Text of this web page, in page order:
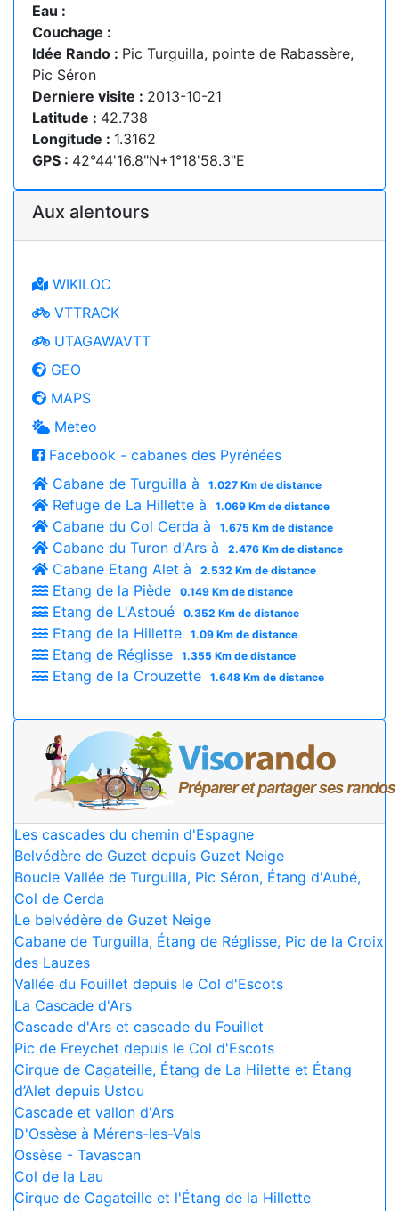
Eau :
Couchage :
Idée Rando : Pic Turguilla, pointe de Rabassère,
Pic Séron
Derniere visite : 2013-10-21
Latitude : 42.738
Longitude : 1.3162
GPS : 42°44'16.8"N+1°18'58.3"E
Aux alentours
WIKILOC
VTTRACK
UTAGAWAVTT
GEO
MAPS
Meteo
Facebook - cabanes des Pyrénées
Cabane de Turguilla à
1.027 Km de distance
Refuge de La Hillette à 1.069 Km de distance
Cabane du Col Cerda à 1.675 Km de distance
Cabane du Turon d'Ars à 2.476 Km de distance
Cabane Etang Alet à 2.532 Km de distance
Etang de la Piède 0.149 Km de distance
Etang de L'Astoué 0.352 Km de distance
Etang de la Hillette 1.09 Km de distance
Etang de Réglisse 1.355 Km de distance
Etang de la Crouzette 1.648 Km de distance
Les cascades du chemin d'Espagne
Belvédère de Guzet depuis Guzet Neige
Boucle Vallée de Turguilla, Pic Séron, Étang d'Aubé,
Col de Cerda
Le belvédère de Guzet Neige
Cabane de Turguilla, Étang de Réglisse, Pic de la Croix
des Lauzes
Vallée du Fouillet depuis le Col d'Escots
La Cascade d'Ars
Cascade d'Ars et cascade du Fouillet
Pic de Freychet depuis le Col d'Escots
Cirque de Cagateille, Étang de La Hilette et Étang
d’Alet depuis Ustou
Cascade et vallon d'Ars
D'Ossèse à Mérens-les-Vals
Ossèse - Tavascan
Col de la Lau
Cirque de Cagateille et l'Étang de la Hillette